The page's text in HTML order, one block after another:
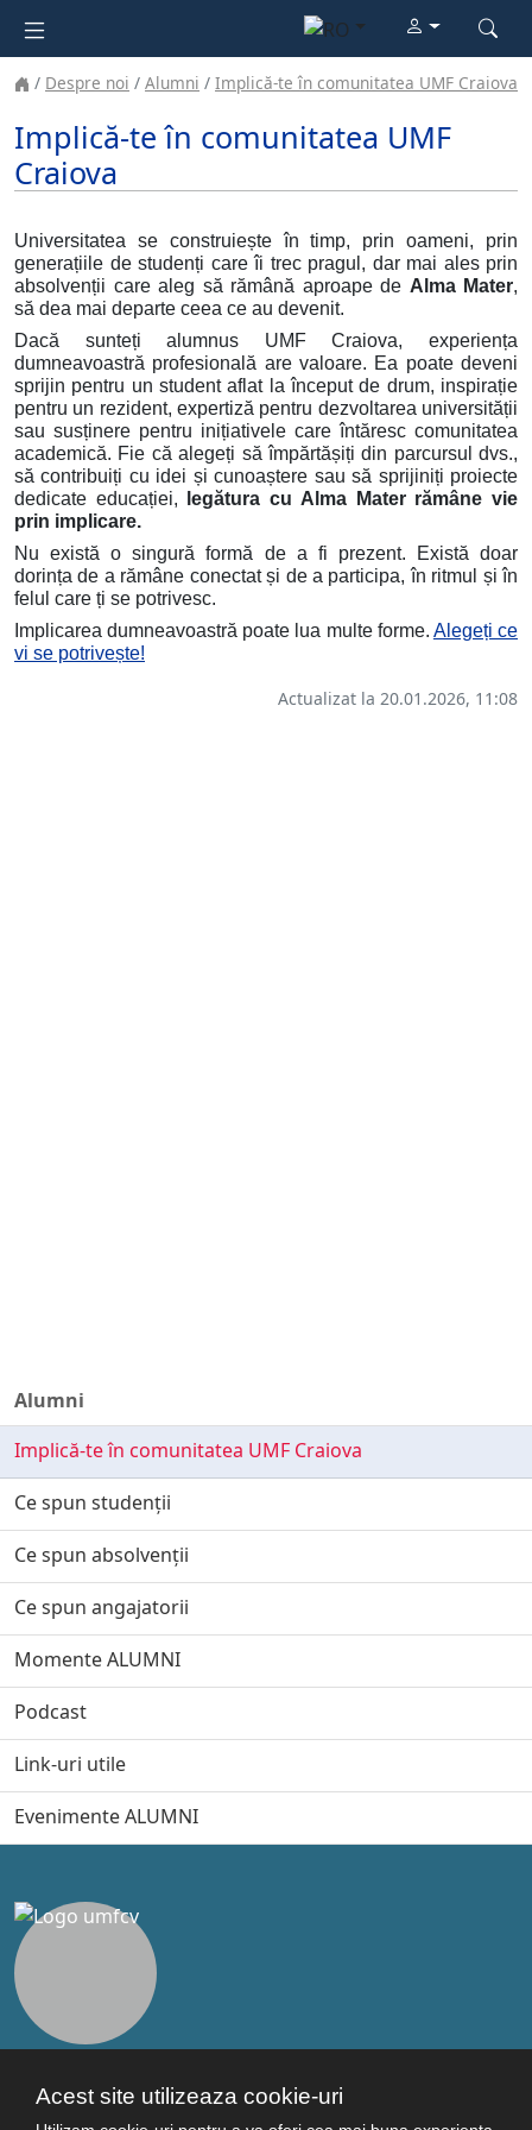
Acest site utilizeaza cookie-uri
Despre noi Alumni Implică-te în comunitatea UMF Craiova
Alumni
Implică-te în comunitatea UMF Craiova
Ce spun studenții
Ce spun absolvenții
Ce spun angajatorii
Momente ALUMNI
Podcast
Link-uri utile
Evenimente ALUMNI
Implică-te în comunitatea UMF
Craiova
Universitatea se construiește în timp, prin oameni, prin
generațiile de studenți care îi trec pragul, dar mai ales prin
absolvenții care aleg să rămână aproape de Alma Mater,
să dea mai departe ceea ce au devenit.
Dacă sunteți alumnus UMF Craiova, experiența
dumneavoastră profesională are valoare. Ea poate deveni
sprijin pentru un student aflat la început de drum, inspirație
pentru un rezident, expertiză pentru dezvoltarea universității
sau susținere pentru inițiativele care întăresc comunitatea
academică. Fie că alegeți să împărtășiți din parcursul dvs.,
să contribuiți cu idei și cunoaștere sau să sprijiniți proiecte
dedicate educației,
legătura cu Alma Mater rămâne vie
prin implicare.
Nu există o singură formă de a fi prezent. Există doar
dorința de a rămâne conectat și de a participa, în ritmul și în
felul care ți se potrivesc.
Implicarea dumneavoastră poate lua multe forme. Alegeți ce
vi se potrivește!
Actualizat la 20.01.2026, 11:08
Legături utile